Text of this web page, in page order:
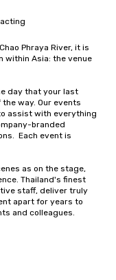
Phraya River, it is
within Asia: the venue
day that your last
way. Our events
assist with everything
branded
Each event is
as on the stage,
Thailand's finest
staff, deliver truly
apart for years to
and colleagues.